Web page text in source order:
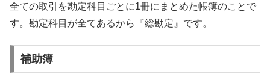
全ての取引を勘定科目ごとに1冊にまとめた帳簿のことで
す。勘定科目が全てあるから『総勘定』です。
補助簿